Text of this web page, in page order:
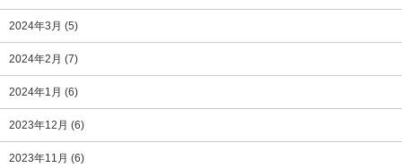
2024年3月 (5)
2024年2月 (7)
2024年1月 (6)
2023年12月 (6)
2023年11月 (6)